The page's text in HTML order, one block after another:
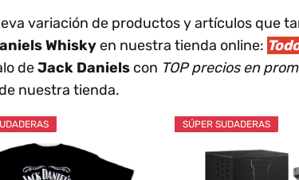
variación de productos y artículos que
Whiskyen nuestra tienda online:
deJack Daniels con TOP precios en
nuestra tienda.
SÚPER SUDADERAS